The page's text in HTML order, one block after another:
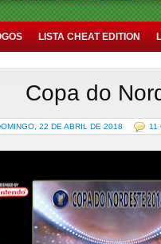
LISTA CHEAT EDITION
Copa do
22 DE ABRIL DE 2018 11